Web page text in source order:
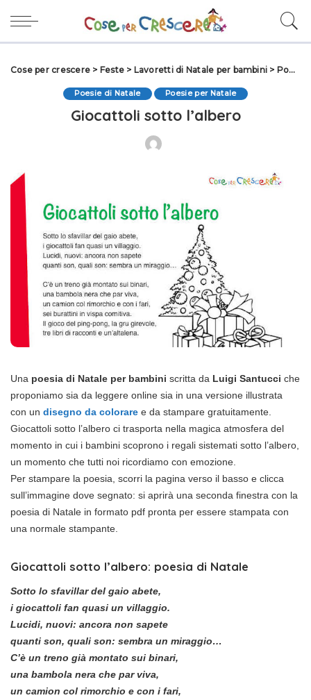
Cose per crescere > Feste > Lavoretti di Natale per bambini > Poesie di Natale
Poesie di Natale Poesie per Natale
Giocattoli sotto l’albero
Una poesia di Natale per bambini scritta da Luigi Santucci che
proponiamo sia da leggere online sia in una versione illustrata
con un disegno da colorare e da stampare gratuitamente.
Giocattoli sotto l’albero ci trasporta nella magica atmosfera del
momento in cui i bambini scoprono i regali sistemati sotto l’albero,
un momento che tutti noi ricordiamo con emozione.
Per stampare la poesia, scorri la pagina verso il basso e clicca
sull’immagine dove segnato: si aprirà una seconda finestra con la
poesia di Natale in formato pdf pronta per essere stampata con
una normale stampante.
Giocattoli sotto l’albero: poesia di Natale
Sotto lo sfavillar del gaio abete,
i giocattoli fan quasi un villaggio.
Lucidi, nuovi: ancora non sapete
quanti son, quali son: sembra un miraggio…
C’è un treno già montato sui binari,
una bambola nera che par viva,
un camion col rimorchio e con i fari,